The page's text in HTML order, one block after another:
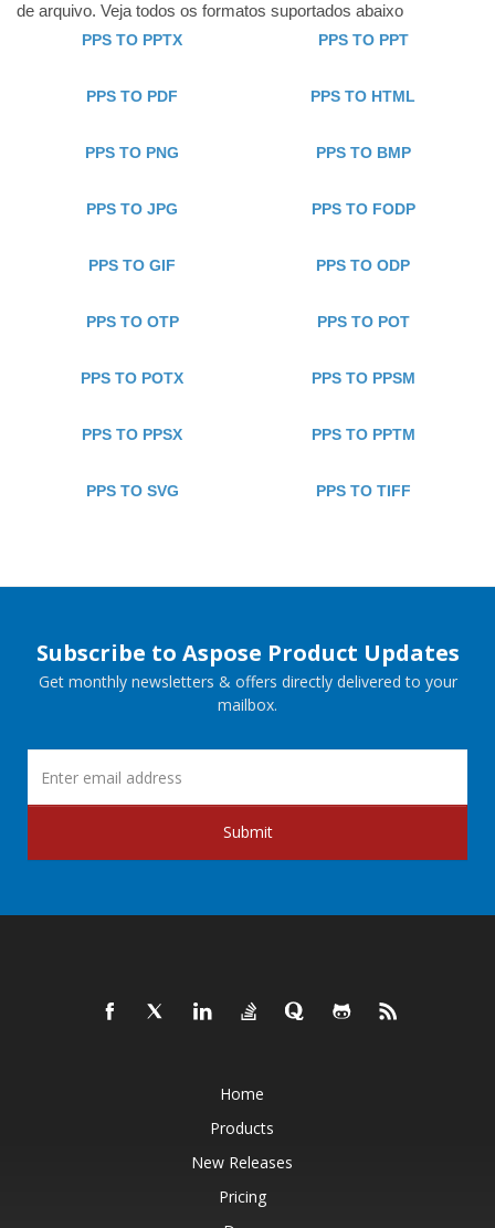
de arquivo. Veja todos os formatos suportados abaixo
PPS TO PPTX PPS TO PPT
PPS TO PDF PPS TO HTML
PPS TO PNG PPS TO BMP
PPS TO JPG PPS TO FODP
PPS TO GIF PPS TO ODP
PPS TO OTP PPS TO POT
PPS TO POTX PPS TO PPSM
PPS TO PPSX PPS TO PPTM
PPS TO SVG PPS TO TIFF
Subscribe to Aspose Product Updates
Get monthly newsletters & offers directly delivered to your
mailbox.
Submit
Home
Products
New Releases
Pricing